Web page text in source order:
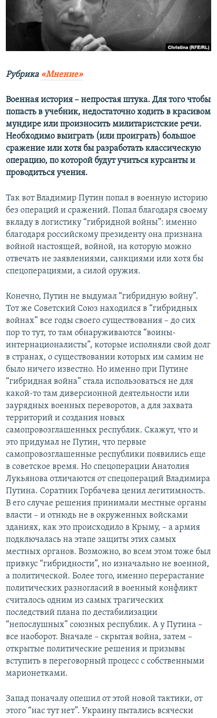
ПОБЕДИТЕЛЕЙ НЕ СУДЯТ?
КРЫМ.НЕПОКОРЕННЫЙ
ПРИСОЕДИНЯЙТЕСЬ!
Все сайты RFE/RL
Рубрика «Мнение»​
Военная история – непростая штука. Для того чтобы
попасть в учебник, недостаточно ходить в красивом
мундире или произносить милитаристские речи.
Необходимо выиграть (или проиграть) большое
сражение или хотя бы разработать классическую
операцию, по которой будут учиться курсанты и
проводиться учения.
Так вот Владимир Путин попал в военную историю
без операций и сражений. Попал благодаря своему
вкладу в логистику “гибридной войны”: именно
благодаря российскому президенту она признана
войной настоящей, войной, на которую можно
отвечать не заявлениями, санкциями или хотя бы
спецоперациями, а силой оружия.
Конечно, Путин не выдумал “гибридную войну”.
Тот же Советский Союз находился в “гибридных
войнах” все годы своего существования – до сих
пор то тут, то там обнаруживаются “воины-
интернационалисты”, которые исполняли свой долг
в странах, о существовании которых им самим не
было ничего известно. Но именно при Путине
“гибридная война” стала использоваться не для
какой-то там диверсионной деятельности или
заурядных военных переворотов, а для захвата
территорий и создания новых
самопровозглашенных республик. Скажут, что и
это придумал не Путин, что первые
самопровозглашенные республики появились еще
в советское время. Но спецоперации Анатолия
Лукьянова отличаются от спецопераций Владимира
Путина. Соратник Горбачева ценил легитимность.
В его случае решения принимали местные органы
власти – и отнюдь не в окруженных войсками
зданиях, как это происходило в Крыму, – а армия
подключалась на этапе защиты этих самых
местных органов. Возможно, во всем этом тоже был
привкус “гибридности”, но изначально не военной,
а политической. Более того, именно перерастание
политических разногласий в военный конфликт
считалось одним из самых трагических
последствий плана по дестабилизации
“непослушных” союзных республик. А у Путина –
все наоборот. Вначале – скрытая война, затем –
открытые политические решения и призывы
вступить в переговорный процесс с собственными
марионетками.
Запад поначалу опешил от этой новой тактики, от
этого “нас тут нет”. Украину пытались всячески